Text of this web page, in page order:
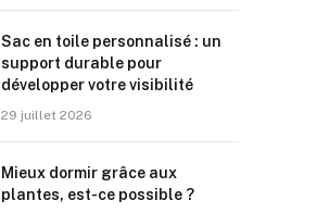
Sac en toile personnalisé : un
support durable pour
développer votre visibilité
29 juillet 2026
Mieux dormir grâce aux
plantes, est-ce possible ?